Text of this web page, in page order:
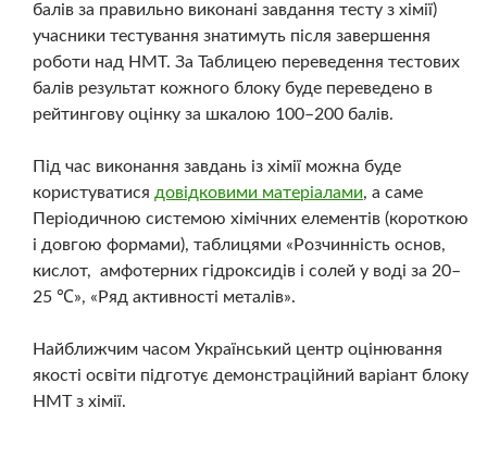
балів за правильно виконані завдання тесту з хімії)
учасники тестування знатимуть після завершення
роботи над НМТ. За Таблицею переведення тестових
балів результат кожного блоку буде переведено в
рейтингову оцінку за шкалою 100–200 балів.
Під час виконання завдань із хімії можна буде
користуватися довідковими матеріалами, а саме
Періодичною системою хімічних елементів (короткою
і довгою формами), таблицями «Розчинність основ,
кислот, амфотерних гідроксидів і солей у воді за 20–
25 ℃», «Ряд активності металів».
Найближчим часом Український центр оцінювання
якості освіти підготує демонстраційний варіант блоку
НМТ з хімії.